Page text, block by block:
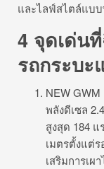
และไลฟ์สไตล์แบ
4 จุดเด่น
รถกระบะ
NEW
พลังดีเซล
สูงสุด 184
เมตรตั้งแต่ร
เสริมการเผ